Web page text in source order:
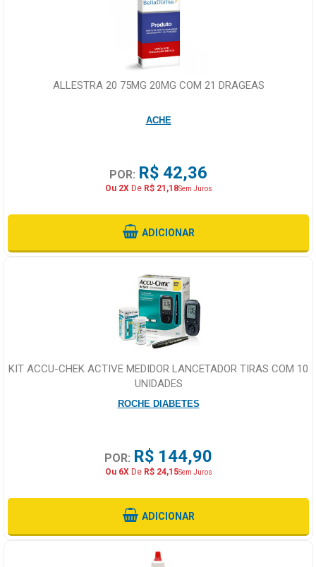
ALLESTRA 20 75MG 20MG COM 21 DRAGEAS
ACHE
POR: R$ 42,36
Ou 2XDe R$ 21,18Sem Juros
ADICIONAR
KIT ACCU-CHEK ACTIVE MEDIDOR LANCETADOR TIRAS COM 10
UNIDADES
ROCHE DIABETES
POR: R$ 144,90
Ou 6XDe R$ 24,15Sem Juros
ADICIONAR